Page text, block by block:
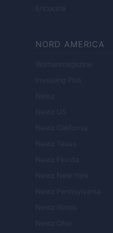
Encocina
NORD AMERICA
Womanmagazine
Investing Plus
Newz
Newz US
Newz California
Newz Texas
Newz Florida
Newz New York
Newz Pennsylvania
Newz Illinois
Newz Ohio